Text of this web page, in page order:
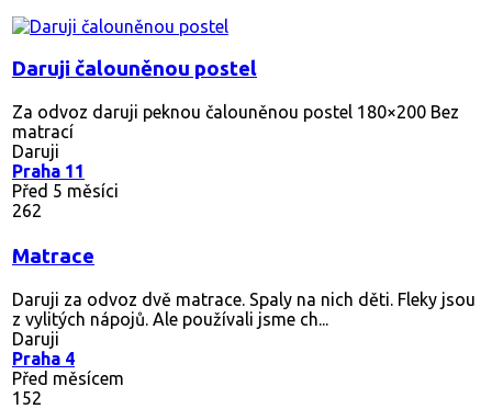
Daruji čalouněnou postel
Za odvoz daruji peknou čalouněnou postel 180×200 Bez
matrací
Daruji
Praha 11
Před 5 měsíci
262
Matrace
Daruji za odvoz dvě matrace. Spaly na nich děti. Fleky jsou
z vylitých nápojů. Ale používali jsme ch...
Daruji
Praha 4
Před měsícem
152